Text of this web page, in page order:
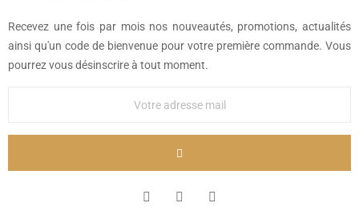
Recevez une fois par mois nos nouveautés, promotions, actualités
ainsi qu'un code de bienvenue pour votre première commande. Vous
pourrez vous désinscrire à tout moment.